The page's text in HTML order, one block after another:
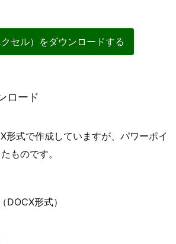
セル）をダウンロードする
ロード
式で作成していますが、パワーポイ
ものです。
形式）